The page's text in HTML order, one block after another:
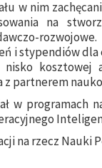
w nim
na
i stypendiów dla
kosztowej
z partnerem
w programach
na rzecz Nauki